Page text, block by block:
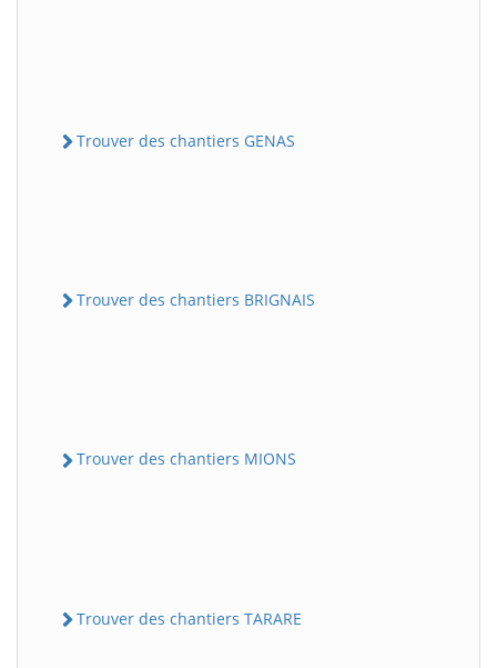
Trouver des chantiers GENAS
Trouver des chantiers BRIGNAIS
Trouver des chantiers MIONS
Trouver des chantiers TARARE